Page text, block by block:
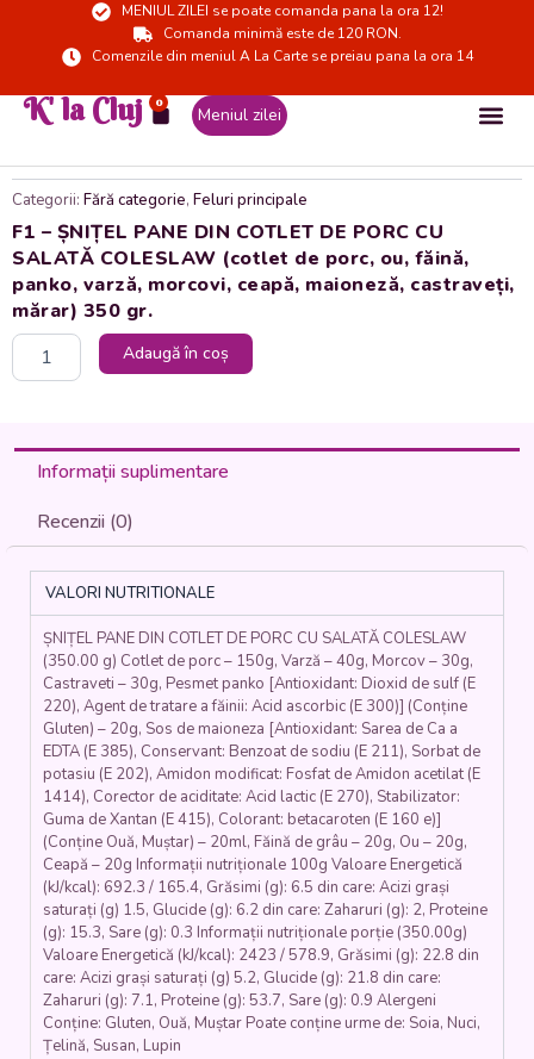
MENIUL ZILEI se poate comanda pana la ora 12!
Comanda minimă este de 120 RON.
Comenzile din meniul A La Carte se preiau pana la ora 14
K' la Cluj 0
Cart Meniul zilei
Categorii: Fără categorie, Feluri principale
F1 – ȘNIȚEL PANE DIN COTLET DE PORC CU
SALATĂ COLESLAW (cotlet de porc, ou, făină,
panko, varză, morcovi, ceapă, maioneză, castraveți,
mărar) 350 gr.
Cantitate
DIN
PORC
SALATĂ
(cotlet
porc,
făină,
panko,
varză,
morcovi,
ceapă,
maioneză,
castraveți,
mărar)
Adaugă în coș
Informații suplimentare
Recenzii (0)
VALORI NUTRITIONALE
ȘNIȚEL PANE DIN COTLET DE PORC CU SALATĂ COLESLAW
(350.00 g) Cotlet de porc – 150g, Varză – 40g, Morcov – 30g,
Castraveti – 30g, Pesmet panko [Antioxidant: Dioxid de sulf (E
220), Agent de tratare a făinii: Acid ascorbic (E 300)] (Conține
Gluten) – 20g, Sos de maioneza [Antioxidant: Sarea de Ca a
EDTA (E 385), Conservant: Benzoat de sodiu (E 211), Sorbat de
potasiu (E 202), Amidon modificat: Fosfat de Amidon acetilat (E
1414), Corector de aciditate: Acid lactic (E 270), Stabilizator:
Guma de Xantan (E 415), Colorant: betacaroten (E 160 e)]
(Conține Ouă, Muștar) – 20ml, Făină de grâu – 20g, Ou – 20g,
Ceapă – 20g Informații nutriționale 100g Valoare Energetică
(kJ/kcal): 692.3 / 165.4, Grăsimi (g): 6.5 din care: Acizi grași
saturați (g) 1.5, Glucide (g): 6.2 din care: Zaharuri (g): 2, Proteine
(g): 15.3, Sare (g): 0.3 Informații nutriționale porție (350.00g)
Valoare Energetică (kJ/kcal): 2423 / 578.9, Grăsimi (g): 22.8 din
care: Acizi grași saturați (g) 5.2, Glucide (g): 21.8 din care:
Zaharuri (g): 7.1, Proteine (g): 53.7, Sare (g): 0.9 Alergeni
Conține: Gluten, Ouă, Muștar Poate conține urme de: Soia, Nuci,
Țelină, Susan, Lupin